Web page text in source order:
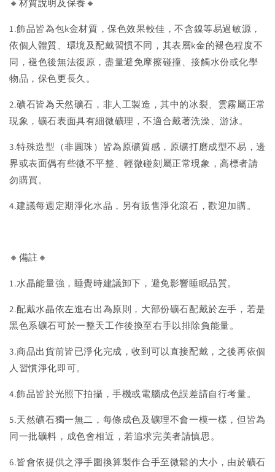
🔸材質說明及保養🔸
1.飾品皆為包k金材質，保色效果較佳，不含鎳等易過敏源，
依個人體質、環境及配戴習慣不同，其表層k金的褪色程度不
同，褪色後無法復原，盡量避免摩擦碰撞、接觸水份或化學
物品，保色更長久。
2.礦石皆為天然礦石，非人工製造，其中的冰裂、雲霧屬正常
現象，礦石表面具有細微礦理，不適合戴著洗澡、游泳。
3.特殊造型（非圓珠）皆為原礦質感，原礦打磨成型不易，邊
界或表面偶有些微不平整、輕微碰刻屬正常現象，高標者請
勿購買。
4.建議每週定期淨化水晶，另有販售淨化滾石，歡迎加購。
🔸備註🔸
1.水晶能量強，睡覺時建議卸下，避免影響睡眠品質。
2.配戴水晶依左進右出為原則，大部份礦石配戴於左手，若是
黑色系礦石可於一整天工作後換至右手以排除負能量。
3.商品出貨前皆已淨化完成，收到可以直接配戴，之後再依個
人習慣淨化即可。
4.飾品皆於光照下拍攝，手機或電腦成色誤差請自行考量。
5.天然礦石獨一無二，每條成色及礦理不會一模一樣，但皆為
同一批礦料，成色會相近，若追求完美者請慎思。
6.皆會依提供之淨手圍換算製作合手至微鬆的大小，由於礦石